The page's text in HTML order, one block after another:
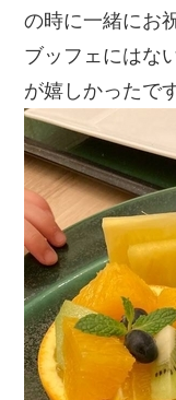
の時に一緒にお
ブッフェにはな
が嬉しかったです